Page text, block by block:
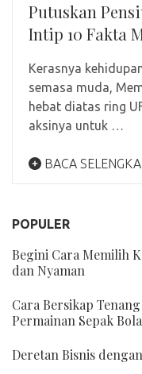
Putuskan
Intip 10 Fakta
Kerasnya
semasa muda,
hebat diatas ring
aksinya untuk …
BACA
POPULER
Begini Cara Memilih
dan Nyaman
Cara Bersikap
Permainan Sepak Bola
Deretan Bisnis